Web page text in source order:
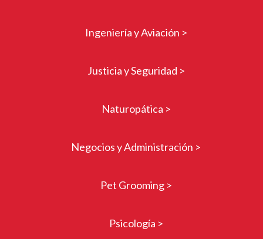
Ingeniería y Aviación >
Justicia y Seguridad >
Naturopática >
Negocios y Administración >
Pet Grooming >
Psicología >